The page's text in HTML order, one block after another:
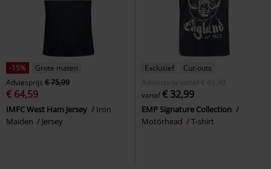
-15%
Grote maten
Adviesprijs € 75,99
€ 64,59
IMFC West Ham Jersey
Iron
Maiden
Jersey
Exclusief
Cut-outs
Adviesprijs
vanaf € 49,99
vanaf€ 32,99
EMP Signature Collection
Motörhead
T-shirt